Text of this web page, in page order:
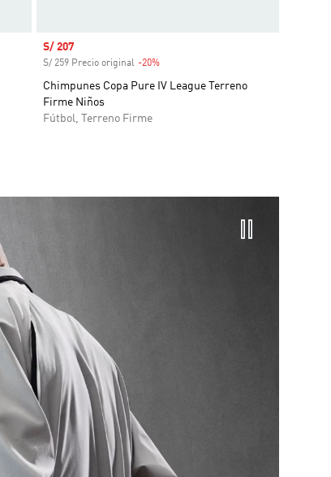
Precio de venta
S/ 207
S/ 259 Precio original -20%Descuento
Chimpunes Copa Pure IV League Terreno
Firme Niños
Fútbol, Terreno Firme